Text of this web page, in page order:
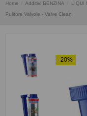
Home Additivi BENZINA
LIQUI
Pulitore Valvole - Valve Clean
-20%